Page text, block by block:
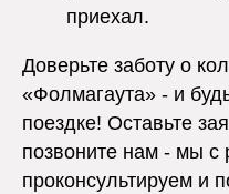
приехал.
Доверьте заботу о
«Фолмагаута» - и
поездке! Оставьте
позвоните нам - мы с
проконсультируем и